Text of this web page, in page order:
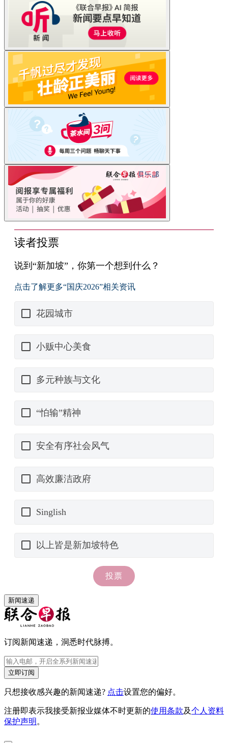
新闻速递
订阅新闻速递，洞悉时代脉搏。
立即订阅
只想接收感兴趣的新闻速递? 点击设置您的偏好。
注册即表示我接受新报业媒体不时更新的使用条款及个人资料
保护声明 。